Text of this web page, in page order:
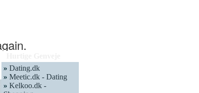
» Dating.dk
» Meetic.dk - Dating
» Kelkoo.dk -